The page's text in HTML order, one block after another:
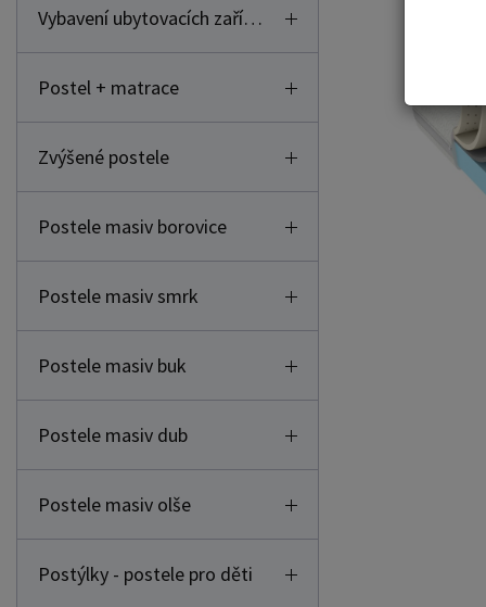
Vybavení ubytovacích zařízení
Postel + matrace
Zvýšené postele
Postele masiv borovice
Postele masiv smrk
Postele masiv buk
Postele masiv dub
Postele masiv olše
Postýlky - postele pro děti